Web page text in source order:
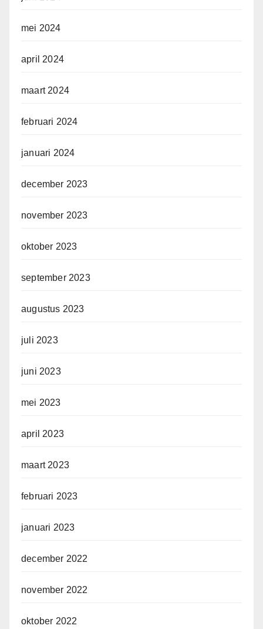
mei 2024
april 2024
maart 2024
februari 2024
januari 2024
december 2023
november 2023
oktober 2023
september 2023
augustus 2023
juli 2023
juni 2023
mei 2023
april 2023
maart 2023
februari 2023
januari 2023
december 2022
november 2022
oktober 2022